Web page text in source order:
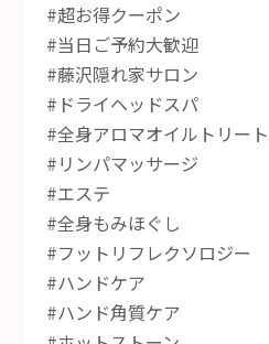
#超お得クーポン
#当日ご予約大歓迎
#藤沢隠れ家サロン
#ドライヘッドスパ
#全身アロマオイルトリー
#リンパマッサージ
#エステ
#全身もみほぐし
#フットリフレクソロジー
#ハンドケア
#ハンド角質ケア